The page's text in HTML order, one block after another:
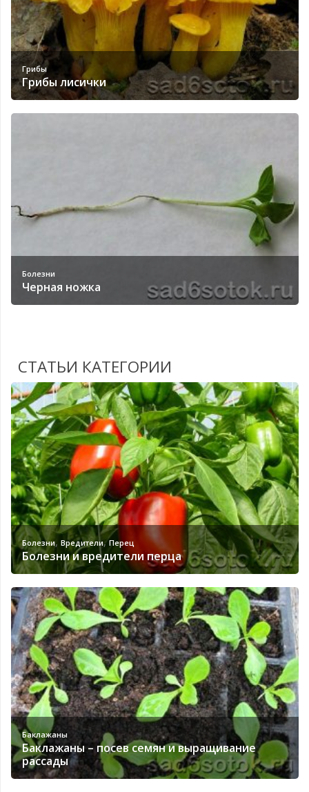
Грибы
Грибы лисички
Болезни
Черная ножка
СТАТЬИ КАТЕГОРИИ
Болезни, Вредители,Перец
Болезни и вредители перца
Баклажаны
Баклажаны – посев семян и выращивание
рассады